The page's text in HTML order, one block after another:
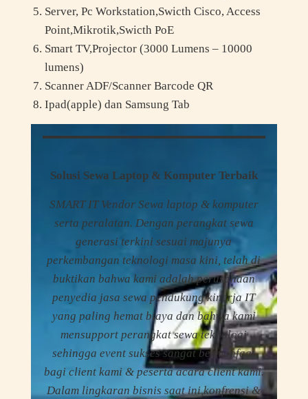
Server, Pc Workstation,Swicth Cisco, Access
Point,Mikrotik,Swicth PoE
Smart TV,Projector (3000 Lumens – 10000
lumens)
Scanner ADF/Scanner Barcode QR
Ipad(apple) dan Samsung Tab
Solusi Sewa Laptop & Komputer Terbaik
SMART IT Vendor Sewa laptop & komputer
serta peralatan. Dengan perangkat sewa
generasi terkini sesuai majunya
perkembangan teknologi masa kini, telah di
buktikan bahwa kami adalah perusahaan
penyedia jasa sewa pendukung kinerja IT
yang paling hemat biaya dan bahwa kami
mensupport perangkat sewa teknologi
sehingga event sukses sangat bermanfaat
bagi client kami & peserta acara client kami.
Dalam lingkaran bisnis saat ini,konfrensi &